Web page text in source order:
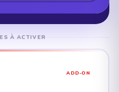
À ACTIVER
ADD-ON